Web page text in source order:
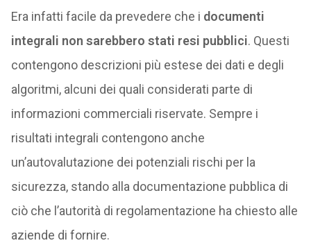
Era infatti facile da prevedere che i documenti
integrali non sarebbero stati resi pubblici. Questi
contengono descrizioni più estese dei dati e degli
algoritmi, alcuni dei quali considerati parte di
informazioni commerciali riservate. Sempre i
risultati integrali contengono anche
un’autovalutazione dei potenziali rischi per la
sicurezza, stando alla documentazione pubblica di
ciò che l’autorità di regolamentazione ha chiesto alle
aziende di fornire.